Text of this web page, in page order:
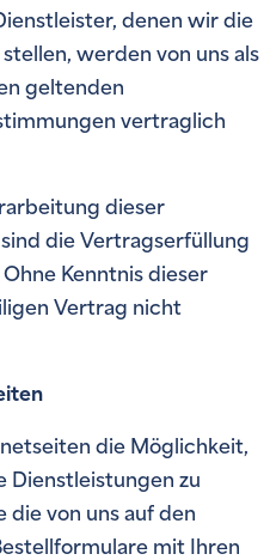
denen wir die
werden von uns als
geltenden
vertraglich
dieser
die Vertragserfüllung
Kenntnis dieser
Vertrag nicht
die Möglichkeit,
Dienstleistungen zu
die von uns auf den
mit Ihren